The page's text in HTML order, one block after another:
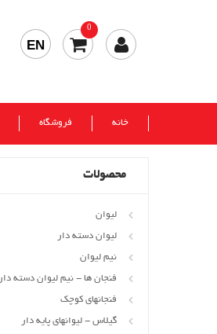
0
EN
خانه فروشگاه
محصولات
لیوان
لیوان دسته دار
نیم لیوان
فنجان ها - نیم لیوان دسته دار
فنجانهای کوچک
گیلاس - لیوانهای پایه دار